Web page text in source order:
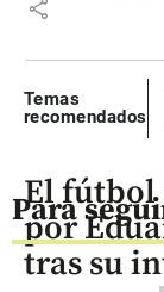
share
Temas
recomendados
Para
El fútbol
por
tras su